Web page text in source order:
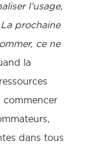
l’usage,
prochaine
ce ne
la
commencer
dans tous